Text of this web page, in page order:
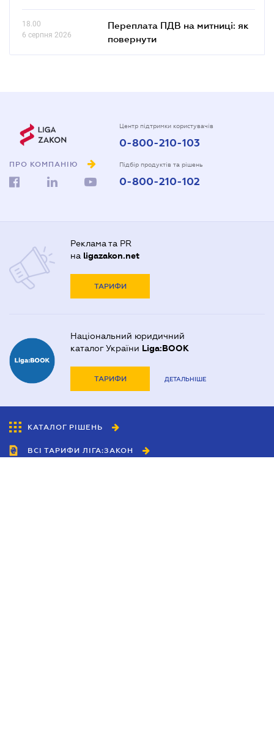
18.00
6 серпня 2026
Переплата ПДВ на митниці: як
повернути
ПРО КОМПАНІЮ
Центр підтримки користувачів
0-800-210-103
Підбір продуктів та рішень
0-800-210-102
Реклама та PR
на ligazakon.net
ТАРИФИ
Національний юридичний
каталог України Liga:BOOK
ТАРИФИ ДЕТАЛЬНІШЕ
КАТАЛОГ РІШЕНЬ
ВСІ ТАРИФИ ЛІГА:ЗАКОН